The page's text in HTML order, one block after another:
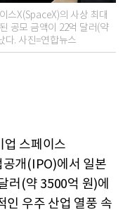
스X(SpaceX)의 사상 최대
공모 금액이 22억 달러(약
다. 사진=연합뉴스
업 스페이스
개(IPO)에서 일본
러(약 3500억 원)에
인 우주 산업 열풍 속